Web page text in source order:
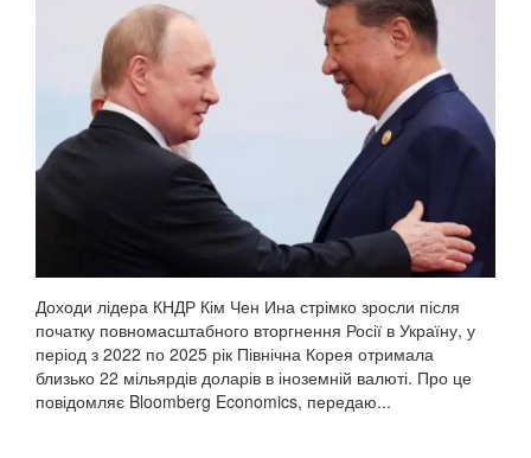
Доходи лідера КНДР Кім Чен Ина стрімко зросли після
початку повномасштабного вторгнення Росії в Україну, у
період з 2022 по 2025 рік Північна Корея отримала
близько 22 мільярдів доларів в іноземній валюті. Про це
повідомляє Bloomberg Economics, передаю...